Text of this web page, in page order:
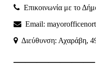
Επικοινωνία με το
Email:
Διεύθυνση: Αχαράβη,
———————